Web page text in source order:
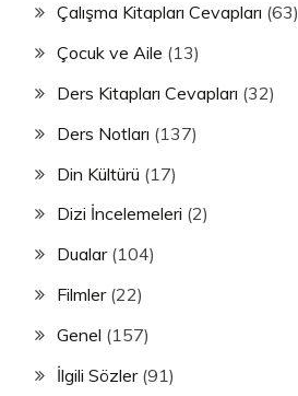
Çalışma Kitapları Cevapları (63)
Çocuk ve Aile (13)
Ders Kitapları Cevapları (32)
Ders Notları (137)
Din Kültürü (17)
Dizi İncelemeleri (2)
Dualar(104)
Filmler(22)
Genel (157)
İlgili Sözler(91)